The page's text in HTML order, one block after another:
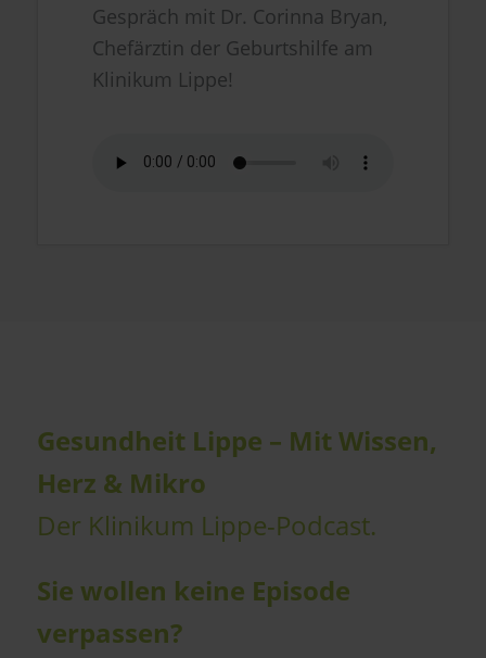
Gespräch mit Dr. Corinna Bryan,
Chefärztin der Geburtshilfe am
Klinikum Lippe!
Gesundheit Lippe – Mit Wissen,
Herz & Mikro
Der Klinikum Lippe-Podcast.
Sie wollen keine Episode
verpassen?